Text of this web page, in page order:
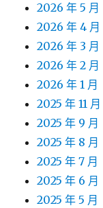
2026 年 5 月
2026 年 4 月
2026 年 3 月
2026 年 2 月
2026 年 1 月
2025 年 11 月
2025 年 9 月
2025 年 8 月
2025 年 7 月
2025 年 6 月
2025 年 5 月